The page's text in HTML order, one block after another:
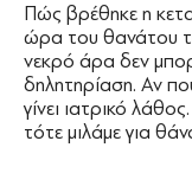
Πώς βρέθηκε η
ώρα του θανάτου
νεκρό άρα δεν
δηλητηρίαση. Αν
γίνει ιατρικό
τότε μιλάμε για